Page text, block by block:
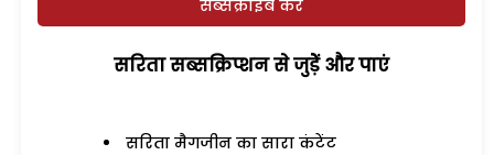
सब्सक्राइब करें
सरिता सब्सक्रिप्शन से जुड़ेें और पाएं
सरिता मैगजीन का सारा कंटेंट